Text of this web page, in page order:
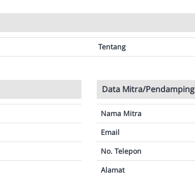
Tentang
Data Mitra/Pendamping
Nama Mitra
Email
No. Telepon
Alamat